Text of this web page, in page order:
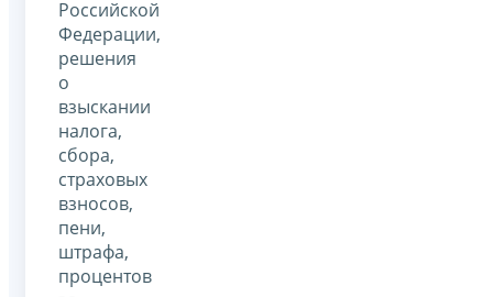
Российской
Федерации,
решения
о
взыскании
налога,
сбора,
страховых
взносов,
пени,
штрафа,
процентов